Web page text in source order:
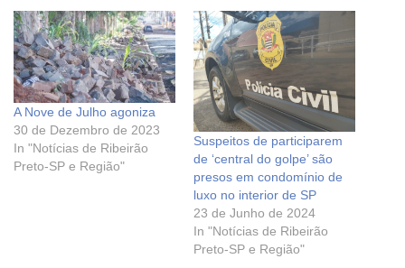
A Nove de Julho agoniza
30 de Dezembro de 2023
In "Notícias de Ribeirão
Preto-SP e Região"
Suspeitos de participarem
de ‘central do golpe’ são
presos em condomínio de
luxo no interior de SP
23 de Junho de 2024
In "Notícias de Ribeirão
Preto-SP e Região"